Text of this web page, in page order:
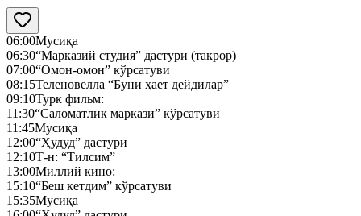
06:00Мусиқа
06:30“Марказий студия” дастури (такрор)
07:00“Омон-омон” кўрсатуви
08:15Теленовелла “Буни ҳает дейдилар”
09:10Турк фильм:
11:30“Саломатлик маркази” кўрсатуви
11:45Мусиқа
12:00“Ҳудуд” дастури
12:10Т-н: “Тилсим”
13:00Миллий кино:
15:10“Беш кетдим” кўрсатуви
15:35Мусиқа